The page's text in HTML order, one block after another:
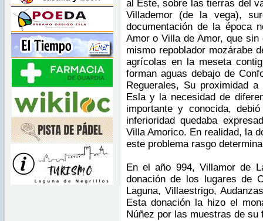
al Este, sobre las tierras del
Villademor (de la vega),
documentación de la época
Amor o Villa de Amor, que
mismo repoblador mozárabe
agrícolas en la meseta
forman aguas debajo de
Reguerales, Su proximidad
Esla y la necesidad de
importante y conocida,
inferioridad quedaba
Villa Amorico. En realidad, la
este problema rasgo
En el año 994, Villamor de
donación de los lugares de
Laguna, Villaestrigo,
Esta donación la hizo el
Núñez por las muestras de su